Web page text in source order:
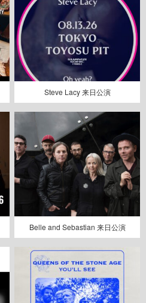
Steve Lacy 来日公演
Belle and Sebastian 来日公演